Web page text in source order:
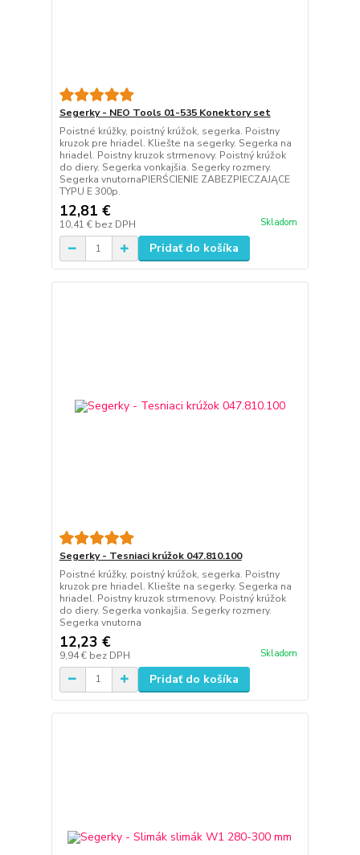
Segerky - NEO Tools 01-535 Konektory set
Poistné krúžky, poistný krúžok, segerka. Poistny
kruzok pre hriadel. Kliešte na segerky. Segerka na
hriadel. Poistny kruzok strmenovy. Poistný krúžok
do diery. Segerka vonkajšia. Segerky rozmery.
Segerka vnutornaPIERŚCIENIE ZABEZPIECZAJĄCE
TYPU E 300p.
12,81 €
10,41 € bez DPH Skladom
Pridať do košíka
Segerky - Tesniaci krúžok 047.810.100
Poistné krúžky, poistný krúžok, segerka. Poistny
kruzok pre hriadel. Kliešte na segerky. Segerka na
hriadel. Poistny kruzok strmenovy. Poistný krúžok
do diery. Segerka vonkajšia. Segerky rozmery.
Segerka vnutorna
12,23 €
9,94 € bez DPH Skladom
Pridať do košíka